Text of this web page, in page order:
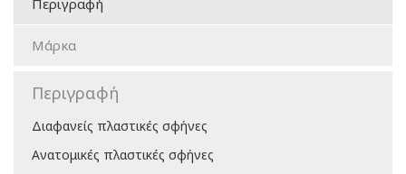
Μάρκα
Περιγραφή
Διαφανείς πλαστικές σφήνες
Ανατομικές πλαστικές σφήνες